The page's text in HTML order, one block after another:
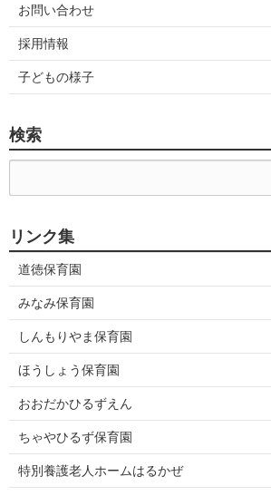
お問い合わせ
採用情報
子どもの様子
検索
リンク集
道徳保育園
みなみ保育園
しんもりやま保育園
ほうしょう保育園
おおだかひるずえん
ちゃやひるず保育園
特別養護老人ホームはるかぜ